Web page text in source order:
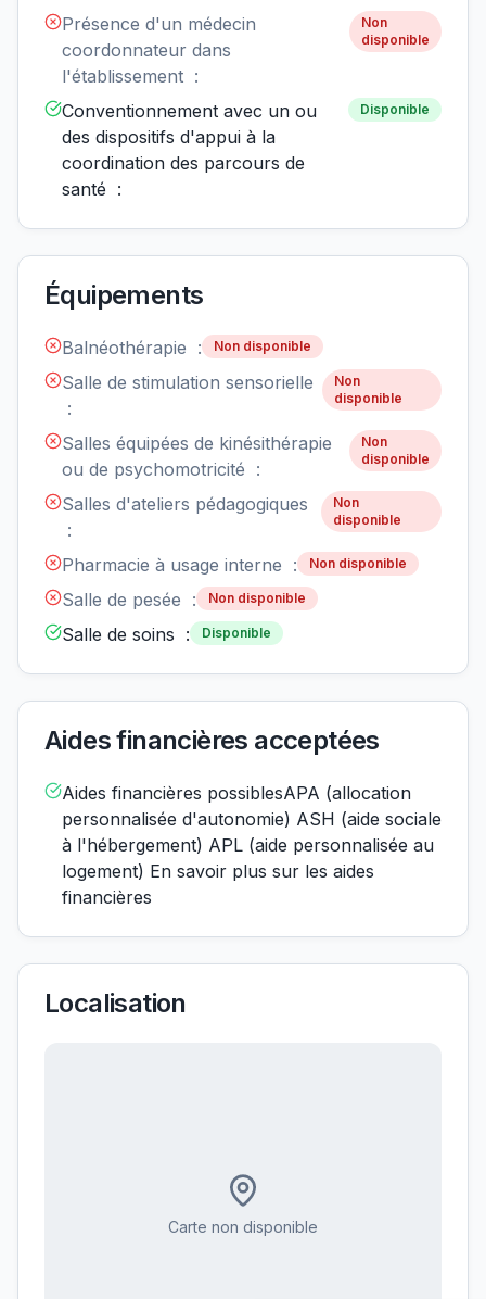
Présence d'un médecin
coordonnateur dans
l'établissement :
Non
disponible
Conventionnement avec un ou
des dispositifs d'appui à la
coordination des parcours de
santé :
Disponible
Équipements
Balnéothérapie : Non disponible
Salle de stimulation sensorielle
:
Non
disponible
Salles équipées de kinésithérapie
ou de psychomotricité :
Non
disponible
Salles d'ateliers pédagogiques
:
Non
disponible
Pharmacie à usage interne : Non disponible
Salle de pesée : Non disponible
Salle de soins : Disponible
Aides financières acceptées
Aides financières possiblesAPA (allocation
personnalisée d'autonomie) ASH (aide sociale
à l'hébergement) APL (aide personnalisée au
logement) En savoir plus sur les aides
financières
Localisation
Carte non disponible